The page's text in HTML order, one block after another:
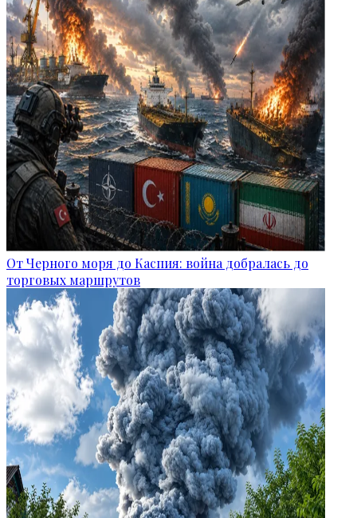
От Черного моря до Каспия: война добралась до
торговых маршрутов